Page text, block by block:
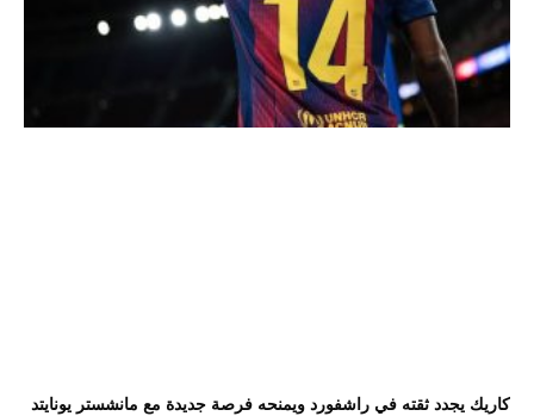
كاريك يجدد ثقته في راشفورد ويمنحه فرصة جديدة مع مانشستر يونايتد